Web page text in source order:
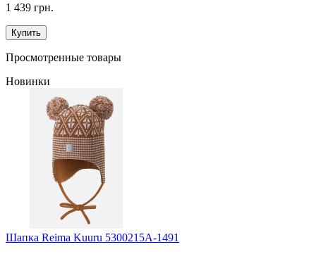
1 439 грн.
Купить
Просмотренные товары
Новинки
Шапка Reima Kuuru 5300215A-1491